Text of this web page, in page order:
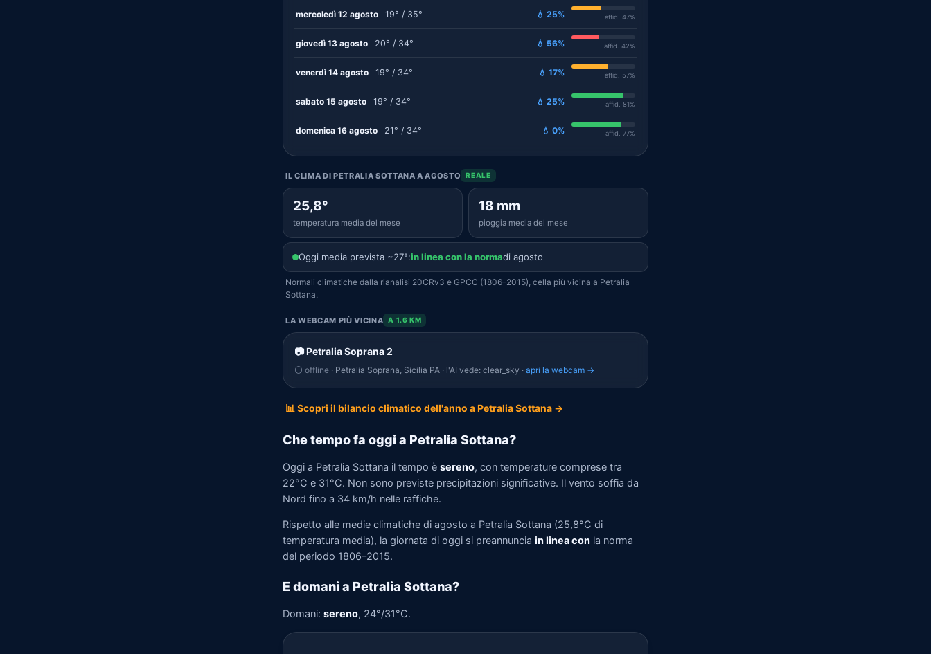
mercoledì 12 agosto 19° / 35° 💧 25% affid. 47%
giovedì 13 agosto 20° / 34° 💧 56% affid. 42%
venerdì 14 agosto 19° / 34° 💧 17% affid. 57%
sabato 15 agosto 19° / 34° 💧 25% affid. 81%
domenica 16 agosto 21° / 34° 💧 0% affid. 77%
IL CLIMA DI PETRALIA SOTTANA A AGOSTO REALE
25,8°
temperatura media del mese
18 mm
pioggia media del mese
Oggi media prevista ~27°:in linea con la normadi agosto
Normali climatiche dalla rianalisi 20CRv3 e GPCC (1806–2015), cella più vicina a Petralia
Sottana.
LA WEBCAM PIÙ VICINA A 1.6 KM
📷 Petralia Soprana 2
⚪ offline · Petralia Soprana, Sicilia PA · l'AI vede: clear_sky · apri la webcam →
📊 Scopri il bilancio climatico dell'anno a Petralia Sottana →
Che tempo fa oggi a Petralia Sottana?
Oggi a Petralia Sottana il tempo è sereno, con temperature comprese tra
22°C e 31°C. Non sono previste precipitazioni significative. Il vento soffia da
Nord fino a 34 km/h nelle raffiche.
Rispetto alle medie climatiche di agosto a Petralia Sottana (25,8°C di
temperatura media), la giornata di oggi si preannuncia in linea con la norma
del periodo 1806–2015.
E domani a Petralia Sottana?
Domani: sereno, 24°/31°C.